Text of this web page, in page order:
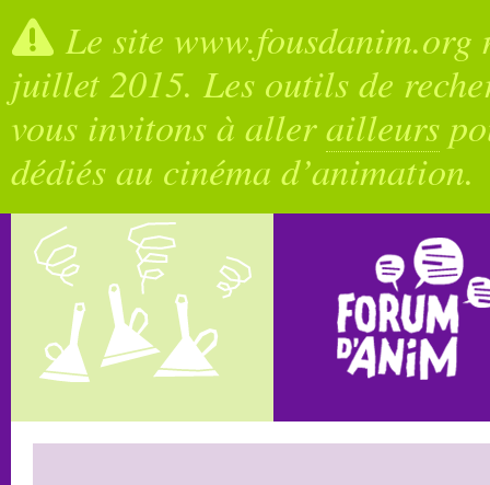
Le site
juillet 2015. Les outils de
vous invitons à allerailleurs
dédiés au cinéma d’animation.